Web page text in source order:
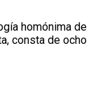
homónima de
consta de ocho